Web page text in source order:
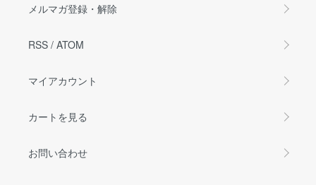
メルマガ登録・解除
RSS / ATOM
マイアカウント
カートを見る
お問い合わせ